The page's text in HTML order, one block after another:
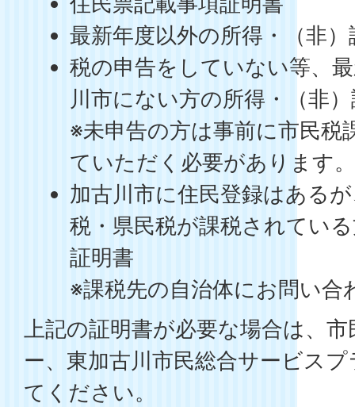
最新年度以外の所得・（非
税の申告をしていない等、
川市にない方の所得・（非
※未申告の方は事前に市民税
ていただく必要があります
加古川市に住民登録はある
税・県民税が課税されてい
証明書
※課税先の自治体にお問い合
上記の証明書が必要な場合は、
ー、東加古川市民総合サービス
てください。